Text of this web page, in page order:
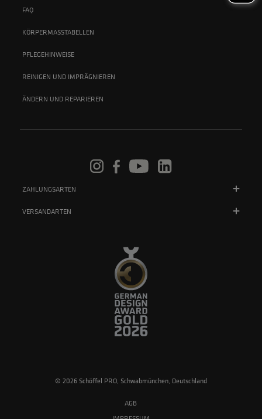
FAQ
KÖRPERMASSTABELLEN
PFLEGEHINWEISE
REINIGEN UND IMPRÄGNIEREN
ÄNDERN UND REPARIEREN
ZAHLUNGSARTEN
VERSANDARTEN
© 2026 Schöffel PRO, Schwabmünchen, Deutschland
AGB